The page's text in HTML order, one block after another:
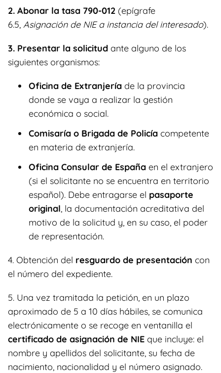
2. Abonar la tasa 790-012 (epígrafe
6.5, Asignación de NIE a instancia del interesado).
3. Presentar la solicitud ante alguno de los
siguientes organismos:
Oficina de Extranjería de la provincia
donde se vaya a realizar la gestión
económica o social.
Comisaría o Brigada de Policía competente
en materia de extranjería.
Oficina Consular de España en el extranjero
(si el solicitante no se encuentra en territorio
español). Debe entragarse el pasaporte
original, la documentación acreditativa del
motivo de la solicitud y, en su caso, el poder
de representación.
4. Obtención del resguardo de presentación con
el número del expediente.
5. Una vez tramitada la petición, en un plazo
aproximado de 5 a 10 días hábiles, se comunica
electrónicamente o se recoge en ventanilla el
certificado de asignación de NIE que incluye: el
nombre y apellidos del solicitante, su fecha de
nacimiento, nacionalidad y el número asignado.